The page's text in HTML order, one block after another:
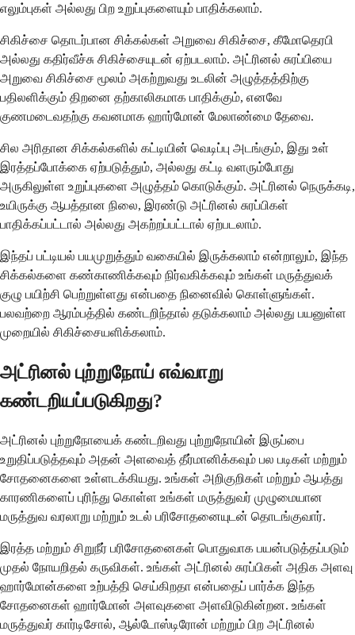
எலும்புகள் அல்லது பிற உறுப்புகளையும் பாதிக்கலாம்.
சிகிச்சை தொடர்பான சிக்கல்கள் அறுவை சிகிச்சை, கீமோதெரபி
அல்லது கதிர்வீச்சு சிகிச்சையுடன் ஏற்படலாம். அட்ரினல் சுரப்பியை
அறுவை சிகிச்சை மூலம் அகற்றுவது உடலின் அழுத்தத்திற்கு
பதிலளிக்கும் திறனை தற்காலிகமாக பாதிக்கும், எனவே
குணமடைவதற்கு கவனமாக ஹார்மோன் மேலாண்மை தேவை.
சில அரிதான சிக்கல்களில் கட்டியின் வெடிப்பு அடங்கும், இது உள்
இரத்தப்போக்கை ஏற்படுத்தும், அல்லது கட்டி வளரும்போது
அருகிலுள்ள உறுப்புகளை அழுத்தம் கொடுக்கும். அட்ரினல் நெருக்கடி,
உயிருக்கு ஆபத்தான நிலை, இரண்டு அட்ரினல் சுரப்பிகள்
பாதிக்கப்பட்டால் அல்லது அகற்றப்பட்டால் ஏற்படலாம்.
இந்தப் பட்டியல் பயமுறுத்தும் வகையில் இருக்கலாம் என்றாலும், இந்த
சிக்கல்களை கண்காணிக்கவும் நிர்வகிக்கவும் உங்கள் மருத்துவக்
குழு பயிற்சி பெற்றுள்ளது என்பதை நினைவில் கொள்ளுங்கள்.
பலவற்றை ஆரம்பத்தில் கண்டறிந்தால் தடுக்கலாம் அல்லது பயனுள்ள
முறையில் சிகிச்சையளிக்கலாம்.
அட்ரினல் புற்றுநோய் எவ்வாறு
கண்டறியப்படுகிறது?
அட்ரினல் புற்றுநோயைக் கண்டறிவது புற்றுநோயின் இருப்பை
உறுதிப்படுத்தவும் அதன் அளவைத் தீர்மானிக்கவும் பல படிகள் மற்றும்
சோதனைகளை உள்ளடக்கியது. உங்கள் அறிகுறிகள் மற்றும் ஆபத்து
காரணிகளைப் புரிந்து கொள்ள உங்கள் மருத்துவர் முழுமையான
மருத்துவ வரலாறு மற்றும் உடல் பரிசோதனையுடன் தொடங்குவார்.
இரத்த மற்றும் சிறுநீர் பரிசோதனைகள் பொதுவாக பயன்படுத்தப்படும்
முதல் நோயறிதல் கருவிகள். உங்கள் அட்ரினல் சுரப்பிகள் அதிக அளவு
ஹார்மோன்களை உற்பத்தி செய்கிறதா என்பதைப் பார்க்க இந்த
சோதனைகள் ஹார்மோன் அளவுகளை அளவிடுகின்றன. உங்கள்
மருத்துவர் கார்டிசோல், ஆல்டோஸ்டிரோன் மற்றும் பிற அட்ரினல்